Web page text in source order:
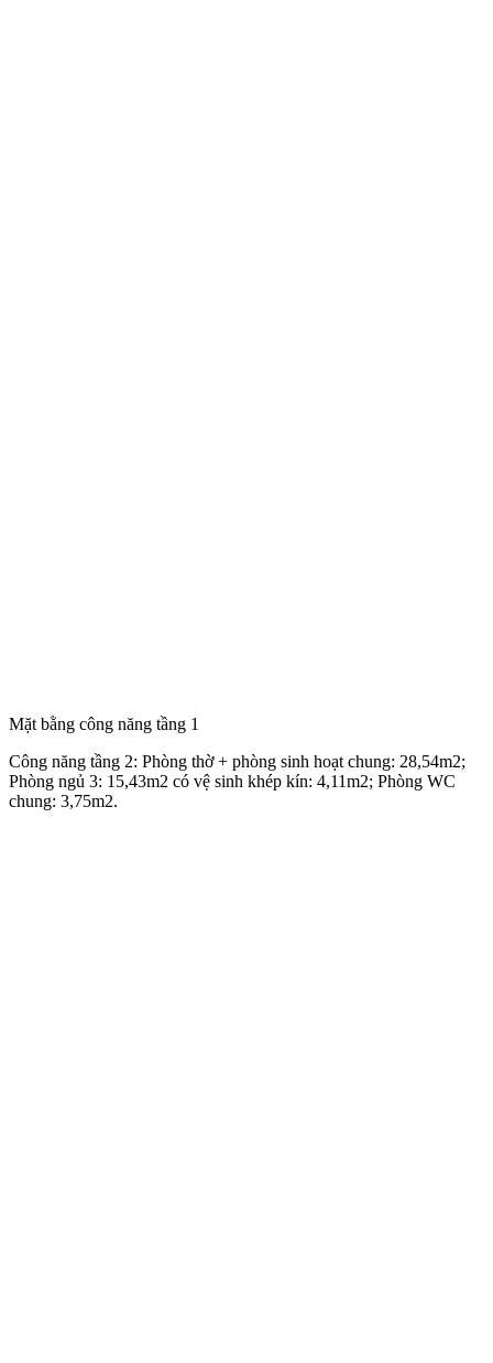
Mặt bằng công năng tầng 1
Công năng tầng 2: Phòng thờ + phòng sinh hoạt chung: 28,54m2;
Phòng ngủ 3: 15,43m2 có vệ sinh khép kín: 4,11m2; Phòng WC
chung: 3,75m2.